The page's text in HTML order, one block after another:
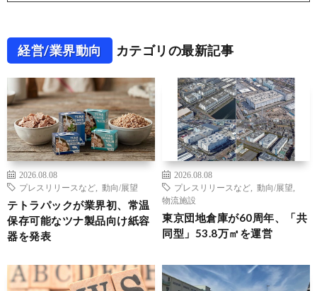
経営/業界動向 カテゴリの最新記事
2026.08.08
プレスリリースなど
動向/展望
テトラパックが業界初、常温
保存可能なツナ製品向け紙容
器を発表
2026.08.08
プレスリリースなど
動向/展望
物流施設
東京団地倉庫が60周年、「共
同型」53.8万㎡を運営